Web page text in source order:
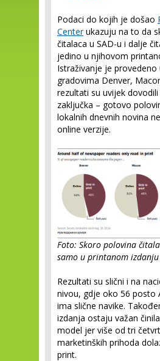
Podaci do kojih je došao
Centerukazuju na to da
čitalaca u SAD-u i dalje
jedino u njihovom
Istraživanje je provedeno
gradovima Denver,
rezultati su uvijek
zaključka – gotovo
lokalnih dnevnih novina
online verzije.
Foto: Skoro polovina
samo u printanom izdanju
Rezultati su slični i na
nivou, gdje oko 56 posto
ima slične navike.
izdanja ostaju važan
model jer više od tri
marketinških prihoda
print.